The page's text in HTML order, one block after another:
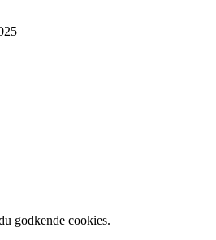
godkende cookies.